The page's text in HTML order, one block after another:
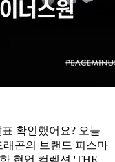
확인했어요? 오늘
래곤의 브랜드 피스마
협업 컬렉션 'THE